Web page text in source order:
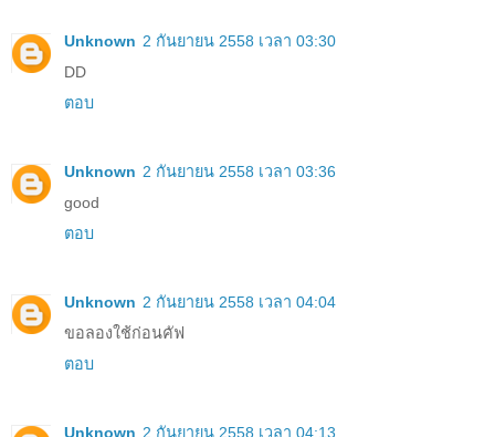
Unknown 2 กันยายน 2558 เวลา 03:30
DD
ตอบ
Unknown 2 กันยายน 2558 เวลา 03:36
good
ตอบ
Unknown 2 กันยายน 2558 เวลา 04:04
ขอลองใช้ก่อนคัฟ
ตอบ
Unknown 2 กันยายน 2558 เวลา 04:13